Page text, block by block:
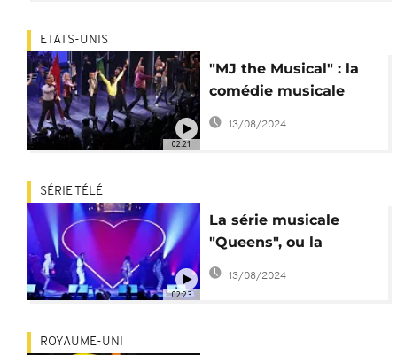
02:21
ETATS-UNIS
"MJ the Musical" : la
comédie musicale
controversée sur
13/08/2024
02:23
SÉRIE TÉLÉ
La série musicale
"Queens", ou la
reconquête de la
gloire
13/08/2024
ROYAUME-UNI